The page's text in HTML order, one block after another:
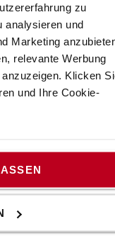
zu
analysieren und
Marketing
relevante Werbung
Klicken
und Ihre Cookie-